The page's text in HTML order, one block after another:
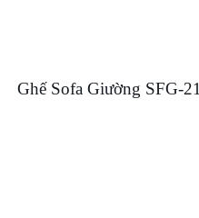
Ghế Sofa Giường SFG-21